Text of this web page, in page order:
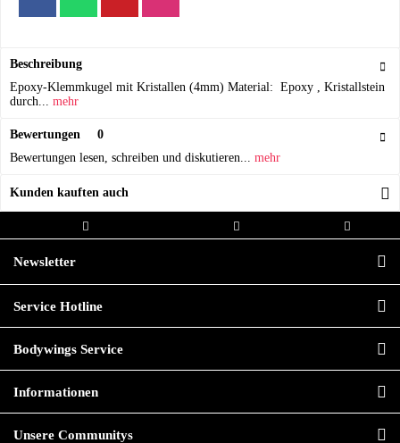
Beschreibung
Epoxy-Klemmkugel mit Kristallen (4mm) Material: Epoxy , Kristallstein
durch... mehr
Bewertungen
0
Bewertungen lesen, schreiben und diskutieren... mehr
Kunden kauften auch
Bestellwert
Newsletter
Service Hotline
Bodywings Service
Informationen
Unsere Communitys